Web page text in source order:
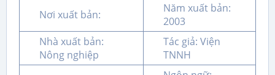
Nơi xuất bản:
Năm xuất bản:
2003
Nhà xuất bản:
Nông nghiệp
Tác giả: Viện
TNNH